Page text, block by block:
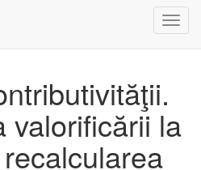
valorificării la